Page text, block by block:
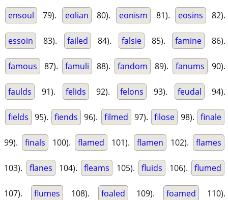
ensoul 79). eolian 80). eonism 81). eosins 82).
essoin 83). failed 84). falsie 85). famine 86).
famous 87). famuli 88). fandom 89). fanums 90).
faulds 91). felids 92). felons 93). feudal 94).
fields 95). fiends 96). filmed 97). filose 98). finale
99). finals 100). flamed 101). flamen 102). flames
103). flanes 104). fleams 105). fluids 106). flumed
107). flumes 108). foaled 109). foamed 110).